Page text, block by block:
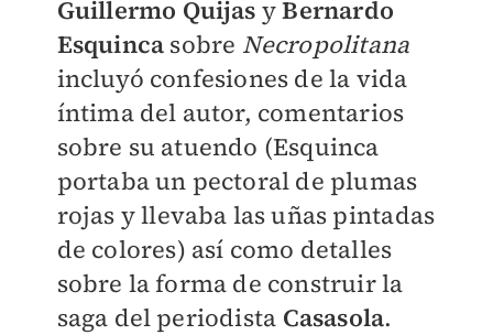
Guillermo Quijas yBernardo
Esquinca sobre Necropolitana
incluyó confesiones de la vida
íntima del autor, comentarios
sobre su atuendo (Esquinca
portaba un pectoral de plumas
rojas y llevaba las uñas pintadas
de colores) así como detalles
sobre la forma de construir la
saga del periodista Casasola.